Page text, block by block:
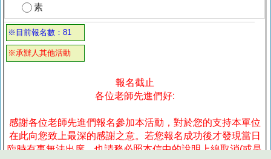
素
※目前報名數：81
※承辦人其他活動
報名截止
各位老師先進們好:
感謝各位老師先進們報名參加本活動，對於您的支持本單位
在此向您致上最深的感謝之意。若您報名成功後才發現當日
臨時有事無法出席，也請務必照本信中的說明上線取消(或是